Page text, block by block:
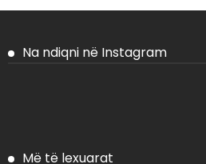
Na ndiqni në Instagram
Më të lexuarat